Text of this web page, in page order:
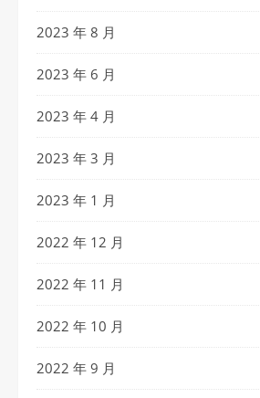
2023 年 8 月
2023 年 6 月
2023 年 4 月
2023 年 3 月
2023 年 1 月
2022 年 12 月
2022 年 11 月
2022 年 10 月
2022 年 9 月